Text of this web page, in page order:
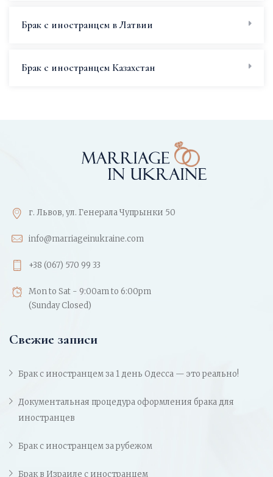
Брак с иностранцем в Латвии
Брак с иностранцем Казахстан
г. Львов, ул. Генерала Чупрынки 50
info@marriageinukraine.com
+38 (067) 570 99 33
Mon to Sat - 9:00am to 6:00pm
(Sunday Closed)
Свежие записи
Брак с иностранцем за 1 день Одесса — это реально!
Документальная процедура оформления брака для
иностранцев
Брак с иностранцем за рубежом
Брак в Израиле с иностранцем